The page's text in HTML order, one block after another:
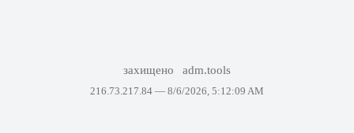
захищено adm.tools
216.73.217.84 — 8/6/2026, 5:12:09 AM